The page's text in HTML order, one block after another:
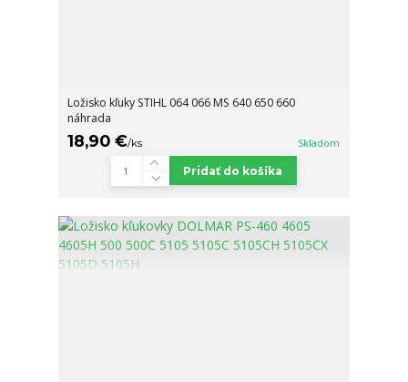
Ložisko kľuky STIHL 064 066 MS 640 650 660
náhrada
18,90 €/ks Skladom
Pridať do košíka